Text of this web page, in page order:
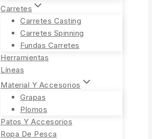
Carretes
Carretes Casting
Carretes Spinning
Fundas Carretes
Herramientas
Líneas
Material Y Accesorios
Grapas
Plomos
Patos Y Accesorios
Ropa De Pesca